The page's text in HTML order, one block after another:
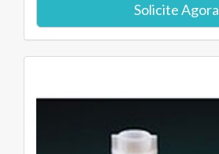
Solicite Agora